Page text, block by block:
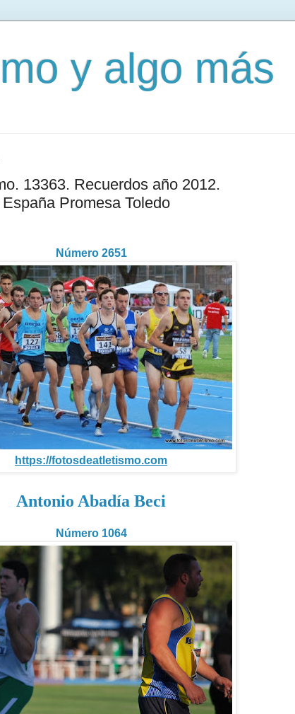
y algo más
13363. Recuerdos año 2012.
Promesa Toledo
Número 2651
https://fotosdeatletismo.com
Antonio Abadía Beci
Número 1064